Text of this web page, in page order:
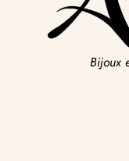
Bijoux